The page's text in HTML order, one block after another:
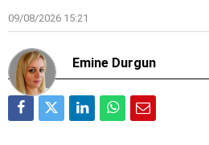
09/08/2026 15:21
Emine Durgun